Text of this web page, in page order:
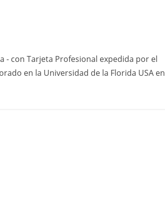
- con Tarjeta Profesional expedida por el
en la Universidad de la Florida USA en